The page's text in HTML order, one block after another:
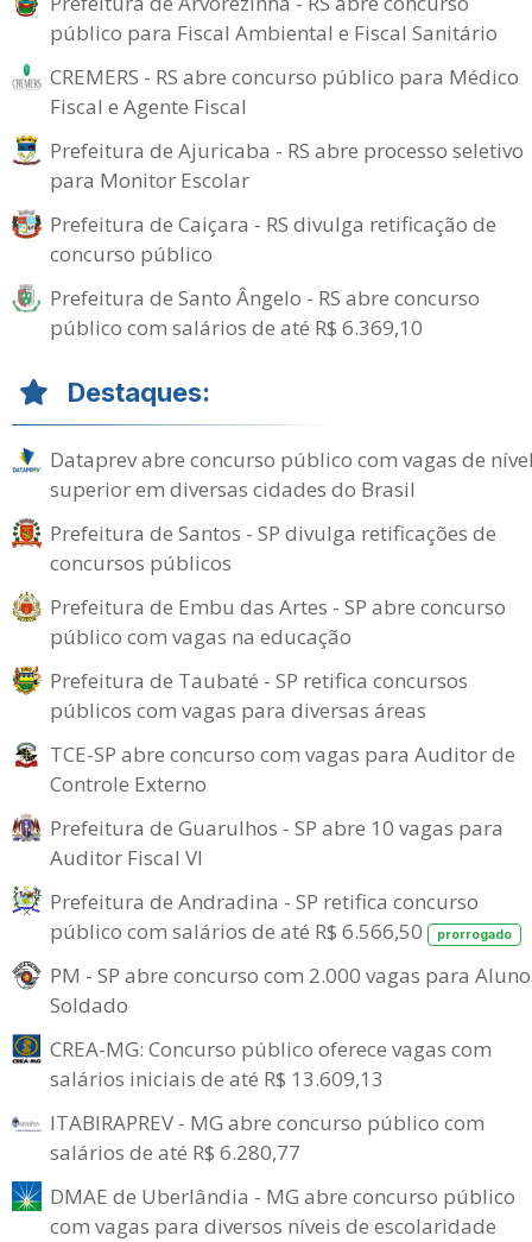
público para Fiscal Ambiental e Fiscal Sanitário
CREMERS - RS abre concurso público para Médico
Fiscal e Agente Fiscal
Prefeitura de Ajuricaba - RS abre processo seletivo
para Monitor Escolar
Prefeitura de Caiçara - RS divulga retificação de
concurso público
Prefeitura de Santo Ângelo - RS abre concurso
público com salários de até R$ 6.369,10
Destaques:
Dataprev abre concurso público com vagas de
superior em diversas cidades do Brasil
Prefeitura de Santos - SP divulga retificações de
concursos públicos
Prefeitura de Embu das Artes - SP abre concurso
público com vagas na educação
Prefeitura de Taubaté - SP retifica concursos
públicos com vagas para diversas áreas
TCE-SP abre concurso com vagas para Auditor de
Controle Externo
Prefeitura de Guarulhos - SP abre 10 vagas para
Auditor Fiscal VI
Prefeitura de Andradina - SP retifica concurso
público com salários de até R$ 6.566,50
prorrogado
PM - SP abre concurso com 2.000 vagas para
Soldado
CREA-MG: Concurso público oferece vagas com
salários iniciais de até R$ 13.609,13
ITABIRAPREV - MG abre concurso público com
salários de até R$ 6.280,77
DMAE de Uberlândia - MG abre concurso público
com vagas para diversos níveis de escolaridade